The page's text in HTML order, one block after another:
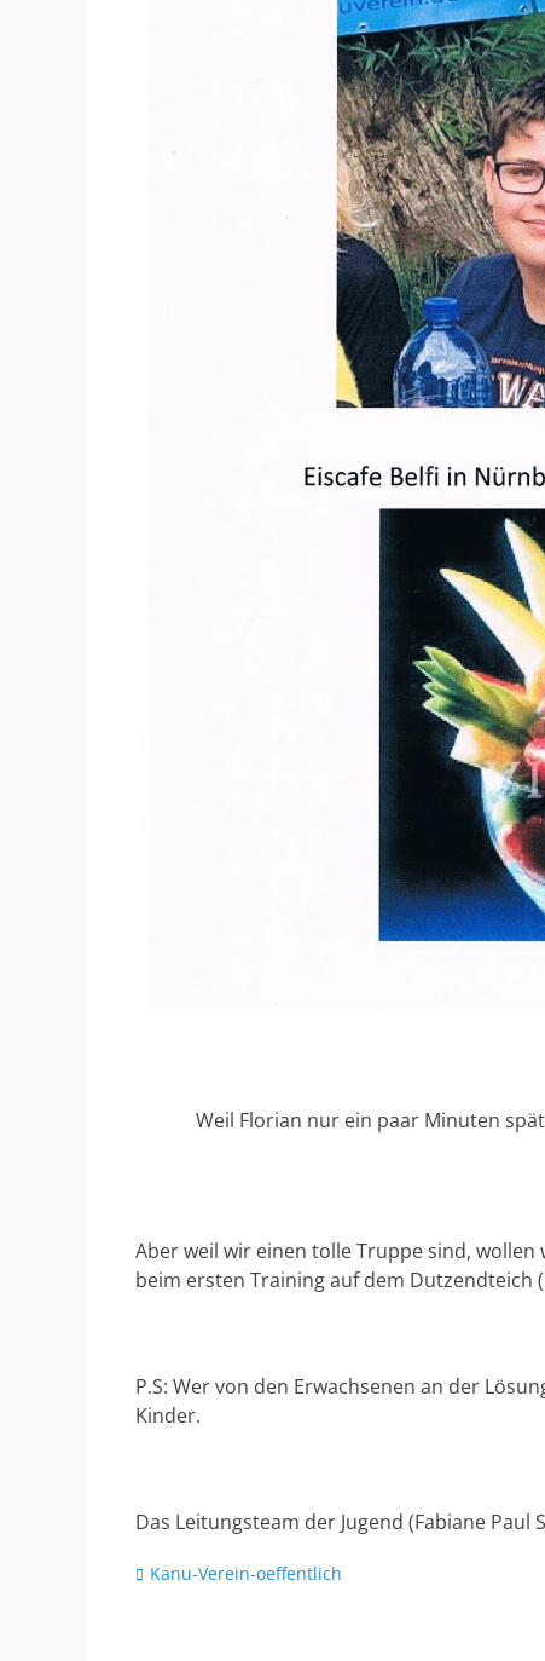
Weil Florian nur ein paar Minuten
Aber weil wir einen tolle Truppe sind,
beim ersten Training auf dem
P.S: Wer von den Erwachsenen an der
Kinder.
Das Leitungsteam der Jugend (Fabiane Paul
Kategorien
Kanu-Verein-oeffentlich